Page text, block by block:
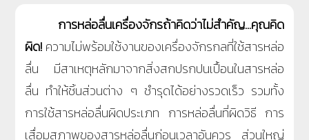
การหล่อลื่นเครื่องจักรถ้าคิดว่าไม่สำคัญ...คุณคิด
ผิด! ความไม่พร้อมใช้งานของเครื่องจักรกลที่ใช้สารหล่อ
ลื่น มีสาเหตุหลักมาจากสิ่งสกปรกปนเปื้อนในสารหล่อ
ลื่น ทำให้ชิ้นส่วนต่าง ๆ ชำรุดได้อย่างรวดเร็ว รวมทั้ง
การใช้สารหล่อลื่นผิดประเภท การหล่อลื่นที่ผิดวิธี การ
เสื่อมสภาพของสารหล่อลื่นก่อนเวลาอันควร ส่วนใหญ่